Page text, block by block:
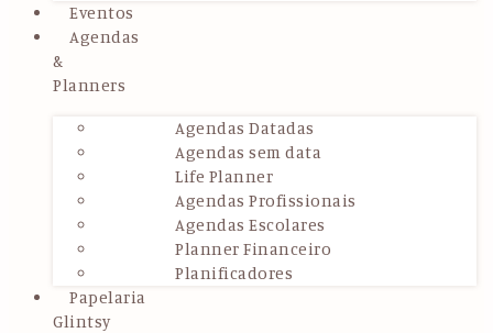
Eventos
Agendas
&
Planners
Agendas Datadas
Agendas sem data
Life Planner
Agendas Profissionais
Agendas Escolares
Planner Financeiro
Planificadores
Papelaria
Glintsy